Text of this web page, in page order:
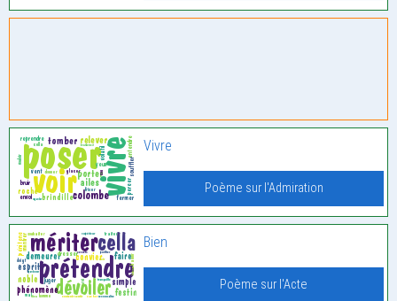
Vivre
Poème sur l'Admiration
Bien
Poème sur l'Acte